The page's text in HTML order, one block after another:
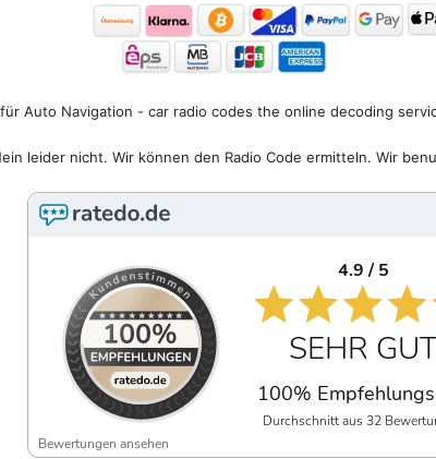
Auto Navigation - car radio codes the online decoding
leider nicht. Wir können den Radio Code ermitteln. Wir
4.9 / 5
SEHR
100%
Durchschnitt aus 32
Bewertungen ansehen